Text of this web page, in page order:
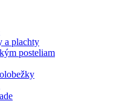
a plachty
posteliam